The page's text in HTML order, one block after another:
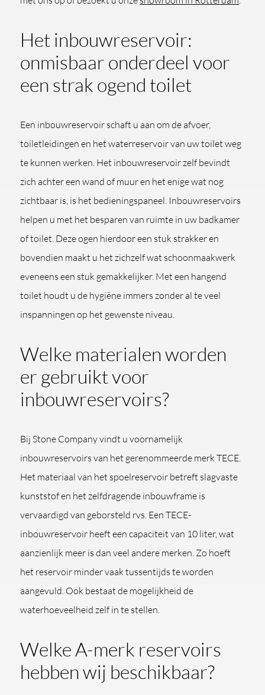
Het inbouwreservoir:
onmisbaar onderdeel voor
een strak ogend toilet
Een inbouwreservoir schaft u aan om de afvoer,
toiletleidingen en het waterreservoir van uw toilet weg
te kunnen werken. Het inbouwreservoir zelf bevindt
zich achter een wand of muur en het enige wat nog
zichtbaar is, is het bedieningspaneel. Inbouwreservoirs
helpen u met het besparen van ruimte in uw badkamer
of toilet. Deze ogen hierdoor een stuk strakker en
bovendien maakt u het zichzelf wat schoonmaakwerk
eveneens een stuk gemakkelijker. Met een hangend
toilet houdt u de hygiëne immers zonder al te veel
inspanningen op het gewenste niveau.
Welke materialen worden
er gebruikt voor
inbouwreservoirs?
Bij Stone Company vindt u voornamelijk
inbouwreservoirs van het gerenommeerde merk TECE.
Het materiaal van het spoelreservoir betreft slagvaste
kunststof en het zelfdragende inbouwframe is
vervaardigd van geborsteld rvs. Een TECE-
inbouwreservoir heeft een capaciteit van 10 liter, wat
aanzienlijk meer is dan veel andere merken. Zo hoeft
het reservoir minder vaak tussentijds te worden
aangevuld. Ook bestaat de mogelijkheid de
waterhoeveelheid zelf in te stellen.
Welke A-merk reservoirs
hebben wij beschikbaar?